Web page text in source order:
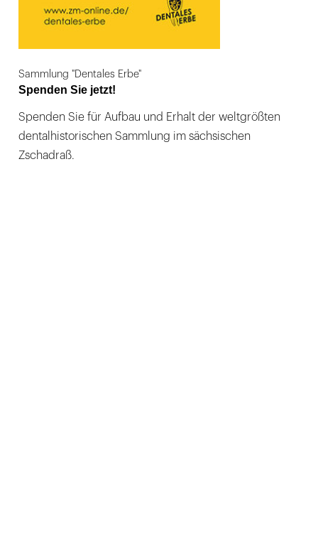
Sammlung "Dentales Erbe"
Spenden Sie jetzt!
Spenden Sie für Aufbau und Erhalt der weltgrößten
dentalhistorischen Sammlung im sächsischen
Zschadraß.